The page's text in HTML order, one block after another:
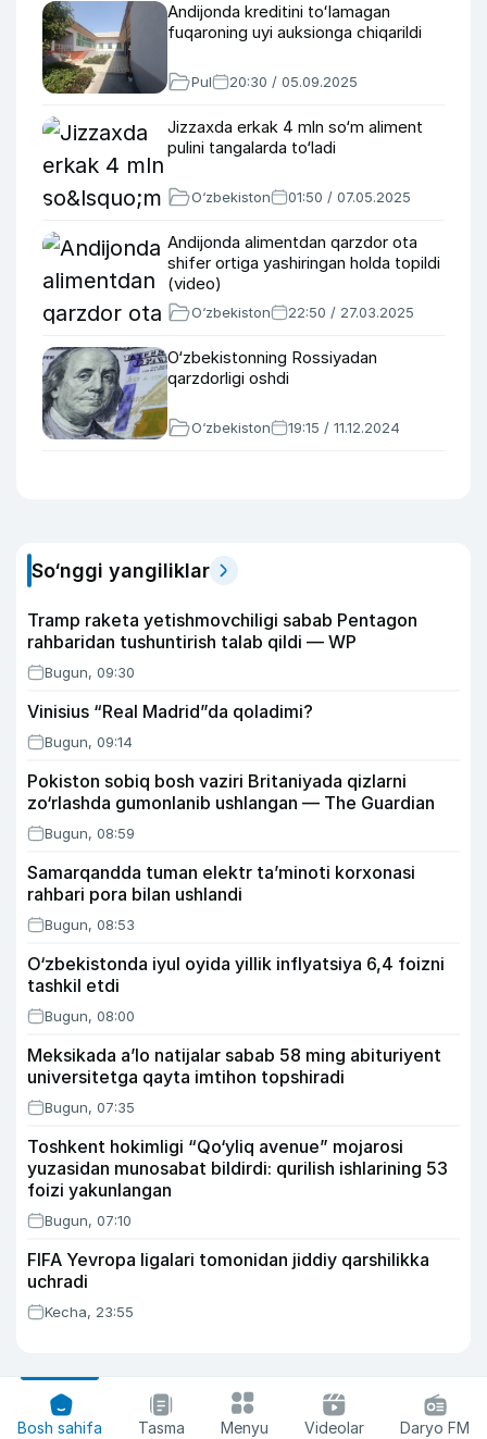
Andijonda kreditini toʻlamagan
fuqaroning uyi auksionga chiqarildi
Pul 20:30 / 05.09.2025
Jizzaxda erkak 4 mln so‘m aliment
pulini tangalarda to‘ladi
O‘zbekiston 01:50 / 07.05.2025
Andijonda alimentdan qarzdor ota
shifer ortiga yashiringan holda topildi
(video)
O‘zbekiston 22:50 / 27.03.2025
O‘zbekistonning Rossiyadan
qarzdorligi oshdi
O‘zbekiston 19:15 / 11.12.2024
So‘nggi yangiliklar
Tramp raketa yetishmovchiligi sabab Pentagon
rahbaridan tushuntirish talab qildi — WP
Bugun, 09:30
Vinisius “Real Madrid”da qoladimi?
Bugun, 09:14
Pokiston sobiq bosh vaziri Britaniyada qizlarni
zo‘rlashda gumonlanib ushlangan — The Guardian
Bugun, 08:59
Samarqandda tuman elektr ta’minoti korxonasi
rahbari pora bilan ushlandi
Bugun, 08:53
O‘zbekistonda iyul oyida yillik inflyatsiya 6,4 foizni
tashkil etdi
Bugun, 08:00
Meksikada a’lo natijalar sabab 58 ming abituriyent
universitetga qayta imtihon topshiradi
Bugun, 07:35
Toshkent hokimligi “Qo‘yliq avenue” mojarosi
yuzasidan munosabat bildirdi: qurilish ishlarining 53
foizi yakunlangan
Bugun, 07:10
FIFA Yevropa ligalari tomonidan jiddiy qarshilikka
uchradi
Kecha, 23:55
Bosh sahifa Tasma Menyu Videolar Daryo FM